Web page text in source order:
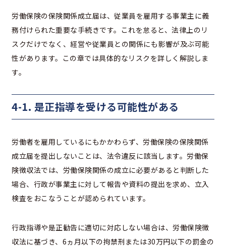
労働保険の保険関係成立届は、従業員を雇用する事業主に義
務付けられた重要な手続きです。これを怠ると、法律上のリ
スクだけでなく、経営や従業員との関係にも影響が及ぶ可能
性があります。この章では具体的なリスクを詳しく解説しま
す。
4-1. 是正指導を受ける可能性がある
労働者を雇用しているにもかかわらず、労働保険の保険関係
成立届を提出しないことは、法令違反に該当します。労働保
険徴収法では、労働保険関係の成立に必要があると判断した
場合、行政が事業主に対して報告や資料の提出を求め、立入
検査をおこなうことが認められています。
行政指導や是正勧告に適切に対応しない場合は、労働保険徴
収法に基づき、6ヵ月以下の拘禁刑または30万円以下の罰金の